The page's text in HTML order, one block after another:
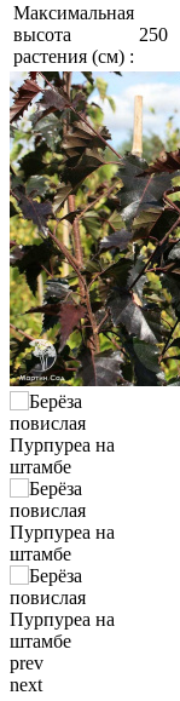
Максимальная
высота
растения (см) :
250
prev
next